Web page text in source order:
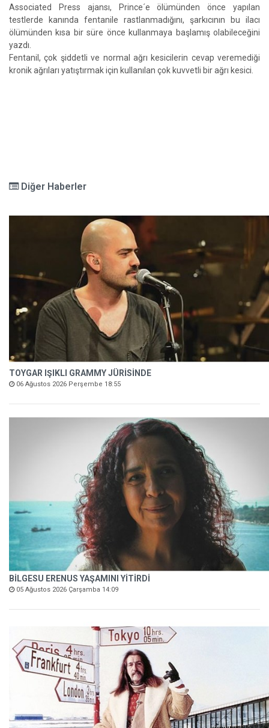
Associated Press ajansı, Prince´e ölümünden önce yapılan
testlerde kanında fentanile rastlanmadığını, şarkıcının bu ilacı
ölümünden kısa bir süre önce kullanmaya başlamış olabileceğini
yazdı.
Fentanil, çok şiddetli ve normal ağrı kesicilerin cevap veremediği
kronik ağrıları yatıştırmak için kullanılan çok kuvvetli bir ağrı kesici.
Diğer Haberler
TOYGAR IŞIKLI GRAMMY JÜRİSİNDE
06 Ağustos 2026 Perşembe 18:55
BİLGESU ERENUS YAŞAMINI YİTİRDİ
05 Ağustos 2026 Çarşamba 14:09